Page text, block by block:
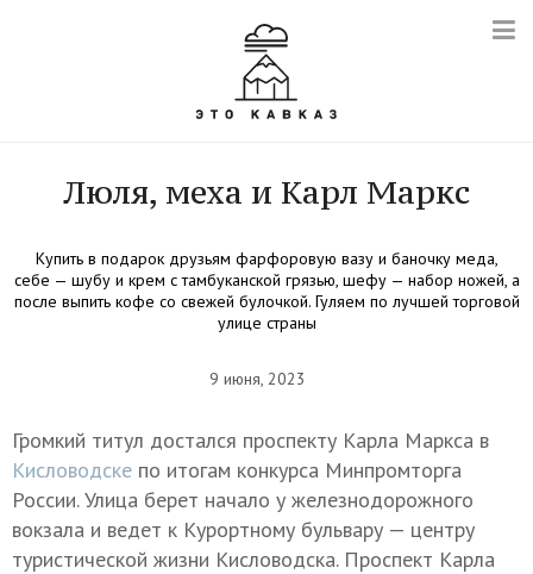
Люля, меха и Карл Маркс
Купить в подарок друзьям фарфоровую вазу и баночку меда,
себе — шубу и крем с тамбуканской грязью, шефу — набор ножей, а
после выпить кофе со свежей булочкой. Гуляем по лучшей торговой
улице страны
9 июня, 2023
Громкий титул достался проспекту Карла Маркса в
Кисловодске по итогам конкурса Минпромторга
России. Улица берет начало у железнодорожного
вокзала и ведет к Курортному бульвару — центру
туристической жизни Кисловодска. Проспект Карла